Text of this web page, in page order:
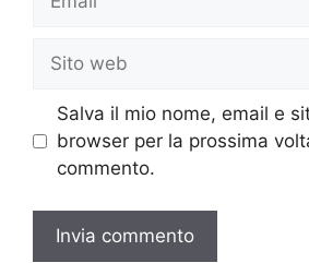
Sito
web
Salva il mio nome, email e
browser per la prossima
commento.